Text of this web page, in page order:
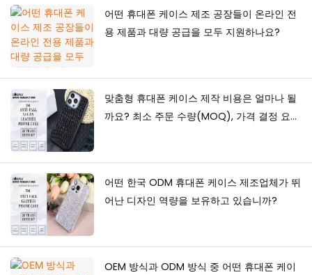
어떤 휴대폰 케이스 제조 공장들이 온라인 전
용 제품과 대량 공급을 모두 지원하나요?
맞춤형 휴대폰 케이스 제작 비용은 얼마나 될
까요? 최소 주문 수량(MOQ), 가격 결정 요인
어떤 한국 ODM 휴대폰 케이스 제조업체가 뛰
어난 디자인 역량을 보유하고 있습니까?
OEM 방식과 ODM 방식 중 어떤 휴대폰 케이